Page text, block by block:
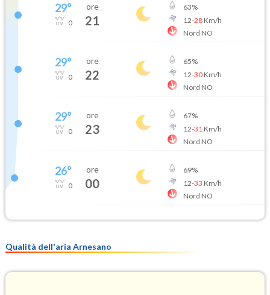
29°
0
ore
21
63%
12-28Km/h
Nord NO
29°
0
ore
22
65%
12-30Km/h
Nord NO
29°
0
ore
23
67%
12-31 Km/h
Nord NO
26°
0
ore
00
69%
12-33 Km/h
Nord NO
Qualità dell'aria Arnesano